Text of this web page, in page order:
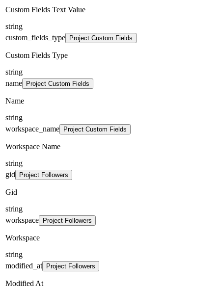
Custom Fields Text Value
string
custom_fields_type
Project Custom Fields
Custom Fields Type
string
name
Project Custom Fields
Name
string
workspace_name
Project Custom Fields
Workspace Name
string
gid
Project Followers
Gid
string
workspace
Project Followers
Workspace
string
modified_at
Project Followers
Modified At